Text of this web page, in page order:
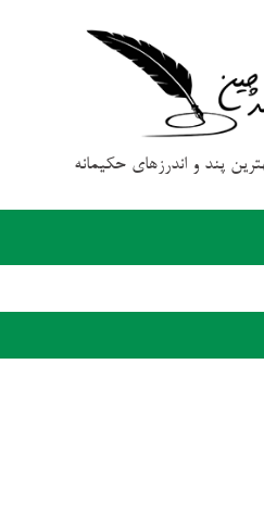
پند و اندرزهای حکیمانه